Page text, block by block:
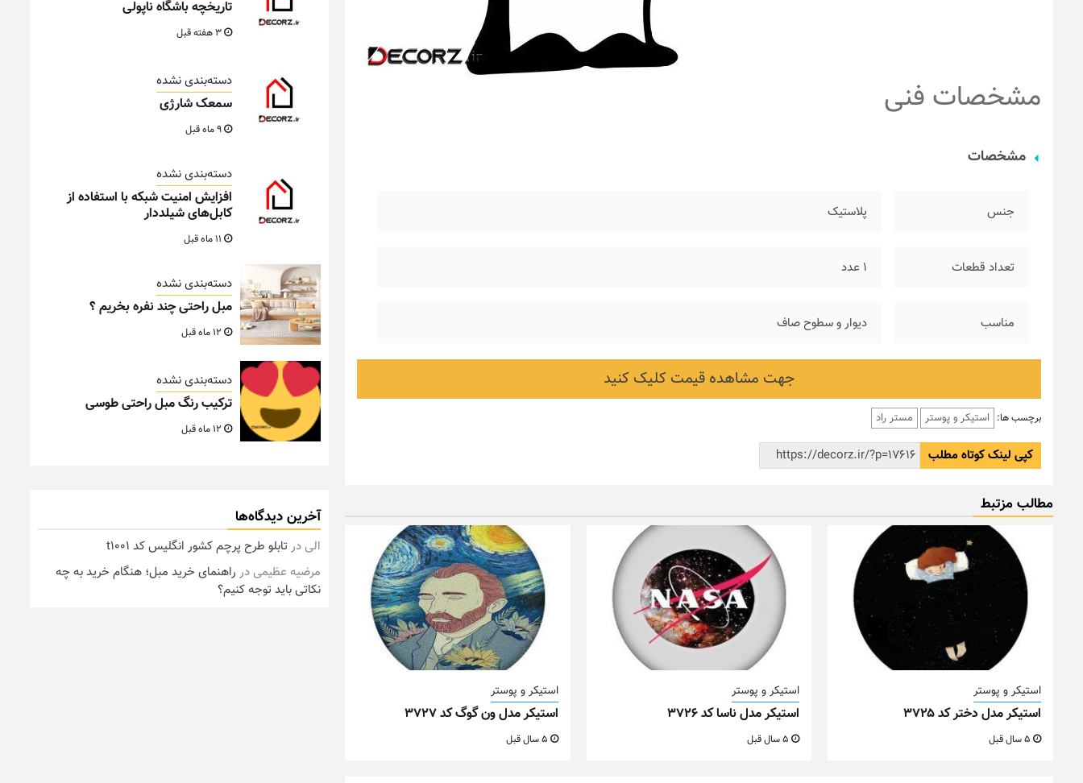
مشخصات فنی
مشخصات
جنس پلاستیک
تعداد قطعات ۱ عدد
مناسب دیوار و سطوح صاف
جهت مشاهده قیمت کلیک کنید
برچسب ها: استیکر و پوستر مستر راد
کپی لینک کوتاه مطلب
مطالب مزتبط
استیکر و پوستر
استیکر مدل دختر کد ۳۷۲۵
استیکر و پوستر
استیکر مدل ناسا کد ۳۷۲۶
5 سال قبل
استیکر و پوستر
استیکر مدل ون گوگ کد ۳۷۲۷
تاریخچه باشگاه ناپولی
دسته‌بندی نشده
سمعک شارژی
دسته‌بندی نشده
افزایش امنیت شبکه با استفاده از
کابل‌های شیلددار
دسته‌بندی نشده
مبل راحتی چند نفره بخریم ؟
دسته‌بندی نشده
ترکیب رنگ مبل راحتی طوسی
آخرین دیدگاه‌ها
الیدرتابلو طرح پرچم کشور انگلیس کد t1001
مرضیه عظیمیدر راهنمای خرید مبل؛ هنگام خرید به چه
نکاتی باید توجه کنیم؟